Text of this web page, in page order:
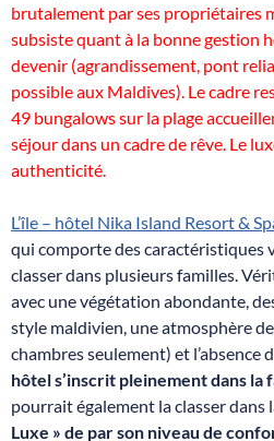
brutalement par ses propriétaires
subsiste quant à la bonne gestion
devenir (agrandissement, pont
possible aux Maldives). Le cadre
49 bungalows sur la plage
séjour dans un cadre de rêve. Le
authenticité.
L’île – hôtel Nika Island Resort &
qui comporte des caractéristiques
classer dans plusieurs familles.
avec une végétation abondante,
style maldivien, une atmosphère
chambres seulement) et l’absence
hôtel s’inscrit pleinement dans la
pourrait également la classer dans
Luxe » de par son niveau de